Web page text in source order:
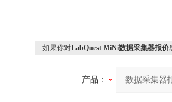
如果你对LabQuest MiNi数据采集器报价
产品：